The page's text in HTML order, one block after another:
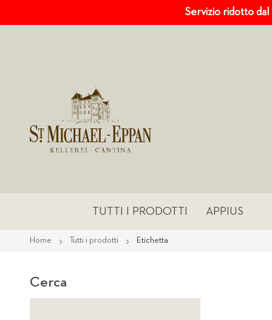
Servizio ridotto dal
TUTTI I PRODOTTI APPIUS
Home Tutti i prodotti Etichetta
Cerca